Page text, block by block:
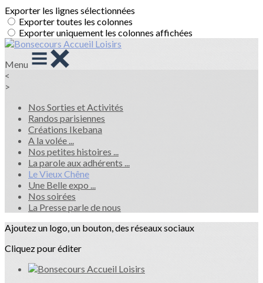
Exporter les lignes sélectionnées
Exporter toutes les colonnes
Exporter uniquement les colonnes affichées
Menu
<
>
Nos Sorties et Activités
Randos parisiennes
Créations Ikebana
A la volée ...
Nos petites histoires ...
La parole aux adhérents ...
Le Vieux Chêne
Une Belle expo ...
Nos soirées
La Presse parle de nous
Ajoutez un logo, un bouton, des réseaux sociaux
Cliquez pour éditer